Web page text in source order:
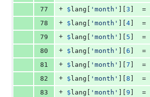
77
+ $ lang ' month ' 3 ]  =
78
+ $ lang ' month ' 4 ]  =
79
+ $ lang ' month ' 5 ]  =
80
+ $ lang ' month ' 6 ]  =
81
+ $ lang ' month ' 7 ]  =
82
+ $ lang ' month ' 8 ]  =
83
+ $ lang ' month ' 9 ]  =